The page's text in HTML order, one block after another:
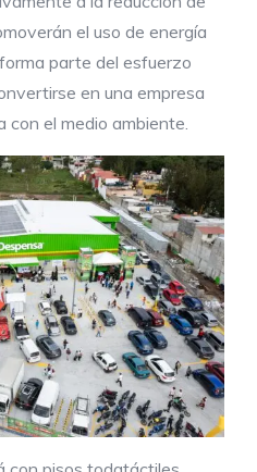
el uso de energía
parte del esfuerzo
en una empresa
el medio ambiente.